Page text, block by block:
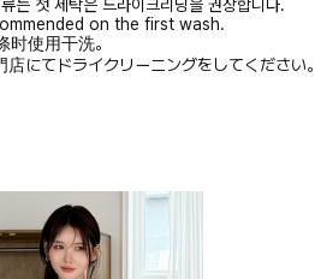
는 첫 세탁은 드라이크리닝을 권장합니다.
on the first wash.
使用干洗。
にてドライクリーニングをしてください。